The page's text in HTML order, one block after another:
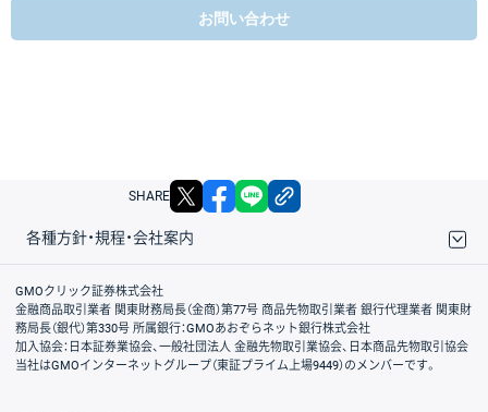
お問い合わせ
SHARE X facebook
各種方針・規程・会社案内
取引規程・約款
サイトマップ
その他のご案内
個人情報保護方針
最良執行方針
サイトのご利用について
ディスクレイマー
信託保全
リスク説明
会社案内
GMOクリック証券株式会社
金融商品取引業者 関東財務局長（金商）第77号 商品先物取引業者 銀行代理業者 関東財
務局長（銀代）第330号 所属銀行：GMOあおぞらネット銀行株式会社
加入協会：日本証券業協会、一般社団法人 金融先物取引業協会、日本商品先物取引協会
当社はGMOインターネットグループ（東証プライム上場9449）のメンバーです。